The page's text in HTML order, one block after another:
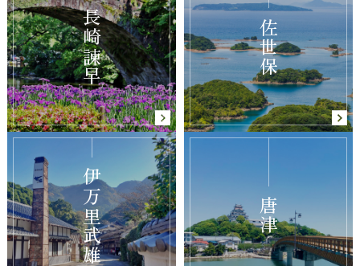
長崎諫早 佐世保
伊万里武雄 唐津